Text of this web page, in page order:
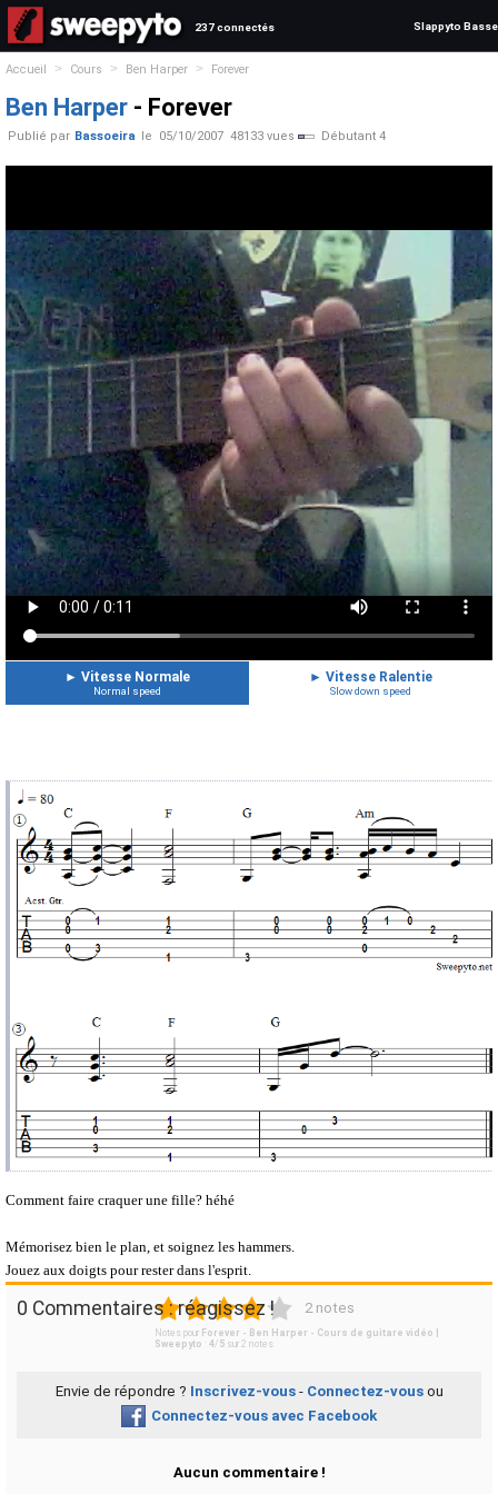
237 connectés Slappyto Basse
Accueil > Cours > Ben Harper > Forever
Ben Harper - Forever
Publié par Bassoeira le 05/10/2007 48133 vues Débutant 4
► Vitesse Normale
Normal speed
► Vitesse Ralentie
Slow down speed
Comment faire craquer une fille? héhé
Mémorisez bien le plan, et soignez les hammers.
Jouez aux doigts pour rester dans l'esprit.
0 Commentaires : réagissez !
1 2 3 4 5 2 notes
Notes pour Forever - Ben Harper - Cours de guitare vidéo |
Sweepyto
4/ 5 sur 2 notes
Envie de répondre ? Inscrivez-vous- Connectez-vousou
Connectez-vous avec Facebook
Aucun commentaire !